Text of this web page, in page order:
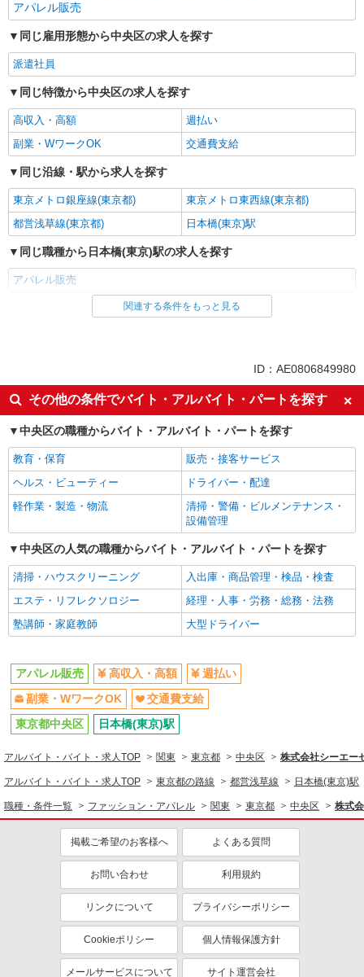
よる ※試用期間（3〜6ヶ月※勤務内容による）は
時給1,250円
東京都中央区銀座4-2-12 銀座クリスタルビル
1F
キープ
アパレル販売
同じ雇用形態から中央区の求人を探す
派遣社員
同じ特徴から中央区の求人を探す
高収入・高額
週払い
副業・WワークOK
交通費支給
同じ沿線・駅から求人を探す
東京メトロ銀座線(東京都)
東京メトロ東西線(東京都)
都営浅草線(東京都)
日本橋(東京)駅
同じ職種から日本橋(東京)駅の求人を探す
アパレル販売
同じ雇用形態から日本橋(東京)駅の求人を探す
高収入・高額
週払い
副業・WワークOK
交通費支給
ファッション・アパレル
アパレル販売
副業・WワークOK 交通費支給
関連する条件をもっと見る
ID：AE0806849980
その他の条件でバイト・アルバイト・パートを探す
中央区の職種からバイト・アルバイト・パートを探す
教育・保育
販売・接客サービス
ヘルス・ビューティー
ドライバー・配達
軽作業・製造・物流
清掃・警備・ビルメンテナンス・
設備管理
中央区の人気の職種からバイト・アルバイト・パートを探す
清掃・ハウスクリーニング
入出庫・商品管理・検品・検査
エステ・リフレクソロジー
経理・人事・労務・総務・法務
塾講師・家庭教師
大型ドライバー
アパレル販売 高収入・高額
週払い
副業・WワークOK
交通費支給
東京都中央区
日本橋(東京)駅
アルバイト・バイト・求人TOP 関東 東京都 中央区 株式会社シーエー
アルバイト・バイト・求人TOP 東京都の路線 都営浅草線 日本橋(東京)駅
職種・条件一覧 ファッション・アパレル 関東 東京都 中央区 株式
掲載ご希望のお客様へ よくある質問
お問い合わせ 利用規約
リンクについて プライバシーポリシー
Cookieポリシー 個人情報保護方針
メールサービスについて サイト運営会社